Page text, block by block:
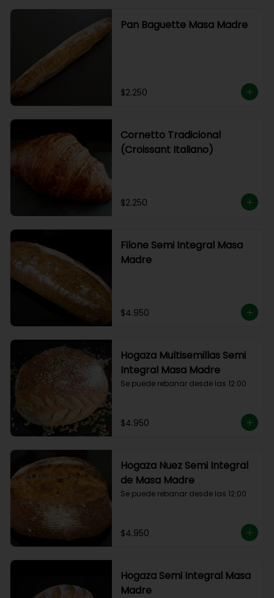
Pan Baguette Masa Madre
$2.250
Cornetto Tradicional
(Croissant Italiano)
$2.250
Filone Semi Integral Masa
Madre
$4.950
Hogaza Multisemillas Semi
Integral Masa Madre
Se puede rebanar desde las 12:00
$4.950
Hogaza Nuez Semi Integral
de Masa Madre
Se puede rebanar desde las 12:00
$4.950
Hogaza Semi Integral Masa
Madre